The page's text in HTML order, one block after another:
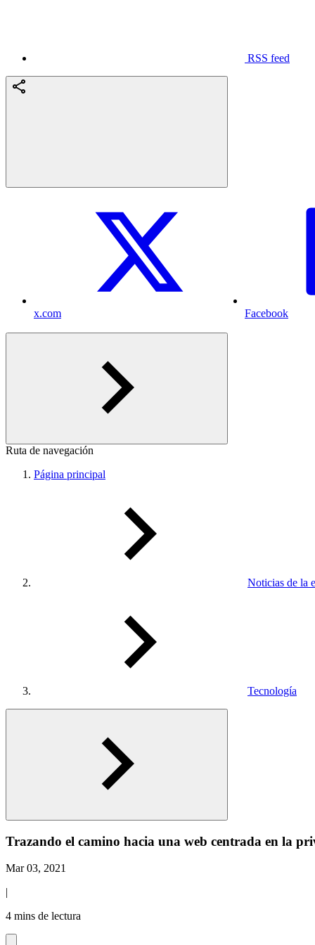
RSS feed
x.com Facebook
Ruta de navegación
Página principal
Noticias de la
Tecnología
Trazando el camino hacia una web centrada en la
Mar 03, 2021
|
4 mins de lectura